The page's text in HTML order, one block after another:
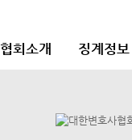
협회소개 징계정